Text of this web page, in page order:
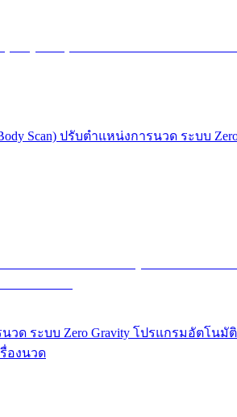
Scan) ปรับตำแหน่งการนวด ระบบ
รนวด ระบบ Zero Gravity โปรแกรมอั
องนวด